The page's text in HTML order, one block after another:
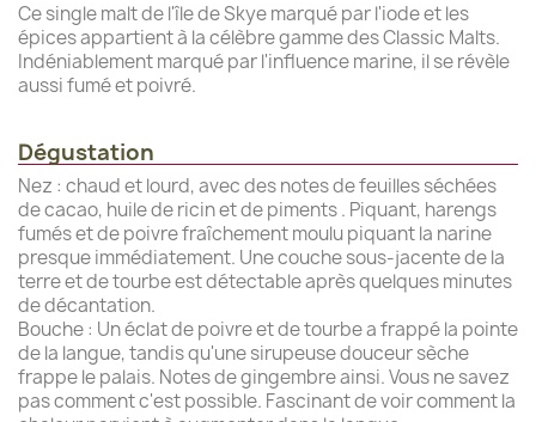
Ce single malt de l'île de Skye marqué par l'iode et les
épices appartient à la célèbre gamme des Classic Malts.
Indéniablement marqué par l'influence marine, il se révèle
aussi fumé et poivré.
Dégustation
Nez : chaud et lourd, avec des notes de feuilles séchées
de cacao, huile de ricin et de piments . Piquant, harengs
fumés et de poivre fraîchement moulu piquant la narine
presque immédiatement. Une couche sous-jacente de la
terre et de tourbe est détectable après quelques minutes
de décantation.
Bouche : Un éclat de poivre et de tourbe a frappé la pointe
de la langue, tandis qu'une sirupeuse douceur sèche
frappe le palais. Notes de gingembre ainsi. Vous ne savez
pas comment c'est possible. Fascinant de voir comment la